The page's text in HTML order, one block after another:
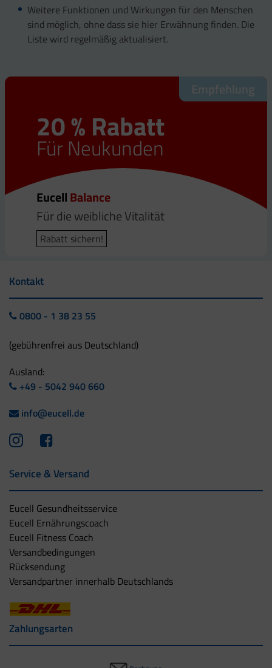
Weitere Funktionen und Wirkungen für den Menschen
sind möglich, ohne dass sie hier Erwähnung finden. Die
Liste wird regelmäßig aktualisiert.
Empfehlung
20 % Rabatt
Für Neukunden
EucellBalance
Für die weibliche Vitalität
Rabatt sichern!
Empfehlung
20 % Rabatt
Für Neukunden
EucellVital
Für die männliche Vitalität
Rabatt sichern!
Kontakt
0800 - 1 38 23 55
(gebührenfrei aus Deutschland)
Ausland:
+49 - 5042 940 660
info@eucell.de
Service & Versand
Eucell Gesundheitsservice
Eucell Ernährungscoach
Eucell Fitness Coach
Versandbedingungen
Rücksendung
Versandpartner innerhalb Deutschlands
Zahlungsarten